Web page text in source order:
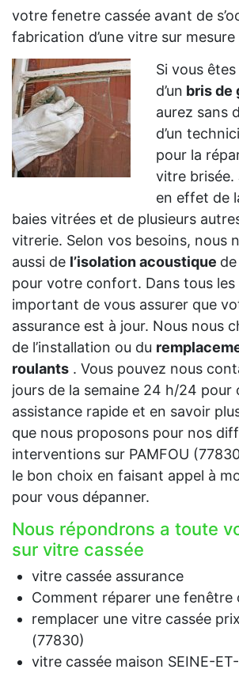
votre fenetre cassée avant de
fabrication d’une vitre sur
Si vous
d’un bris de
aurez sans
d’un
pour la
vitre brisée.
en effet de
baies vitrées et de plusieurs
vitrerie. Selon vos besoins, nous
aussi de l’isolation acoustique
pour votre confort. Dans tous les
important de vous assurer que
assurance est à jour. Nous nous
de l’installation ou du
roulants . Vous pouvez nous
jours de la semaine 24 h/24 pour
assistance rapide et en savoir
que nous proposons pour nos
interventions sur PAMFOU
le bon choix en faisant appel à
pour vous dépanner.
Nous répondrons a toute
sur vitre cassée
vitre cassée assurance
Comment réparer une fenêtre
remplacer une vitre cassée
(77830)
vitre cassée maison SEINE-